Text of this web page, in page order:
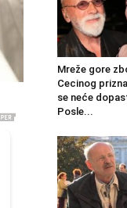
Mreže gore
Cecinog
se neće
Posle...